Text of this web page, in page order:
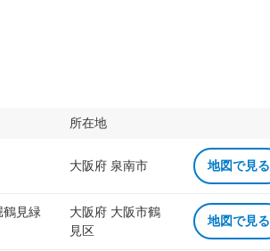
所在地
大阪府 泉南市 地図で見る
鶴見緑
大阪府 大阪市鶴
見区
地図で見る